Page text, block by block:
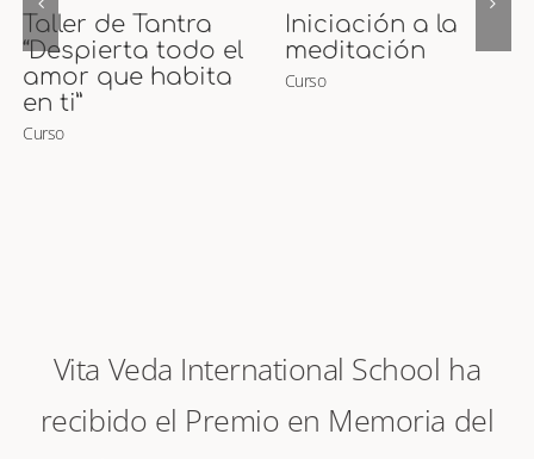
Curso de Puntos
Marma
Curso
Curso Presencial
de Maternidad
Ayurveda y
Vita Veda International School ha